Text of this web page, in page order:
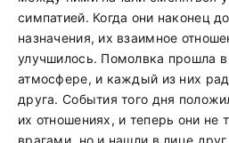
симпатией. Когда они наконец
назначения, их взаимное
улучшилось. Помолвка прошла
атмосфере, и каждый из них
друга. События того дня
их отношениях, и теперь они не
врагами, но и нашли в лице